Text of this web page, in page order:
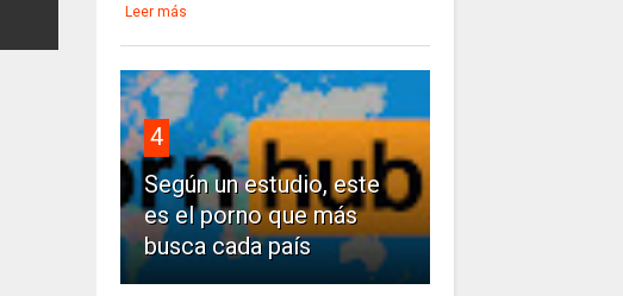
Leer más
4
Según un estudio, este
es el porno que más
busca cada país